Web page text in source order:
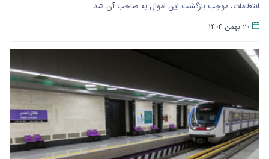
انتظامات، موجب بازگشت این اموال به صاحب آن شد.
۲۰ بهمن ۱۴۰۴